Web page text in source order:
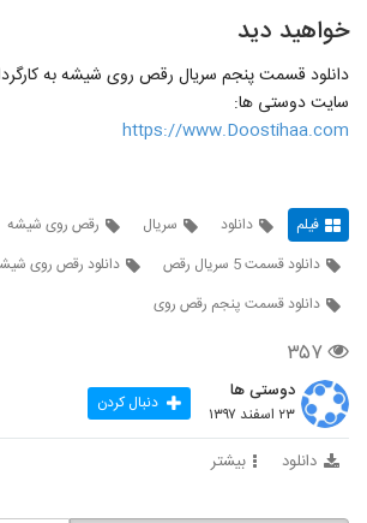
خواهید دید
دانلود قسمت پنجم سریال رقص روی شیشه به
سایت دوستی ها:
https://www.Doostihaa.com
فیلم دانلود سریال
رقص روی شیشه
دانلود قسمت 5 سریال رقص
دانلود رقص روی
دانلود قسمت پنجم رقص روی
۳۵۷
دوستی ها
۲۳ اسفند ۱۳۹۷ دنبال کردن
دانلود بیشتر